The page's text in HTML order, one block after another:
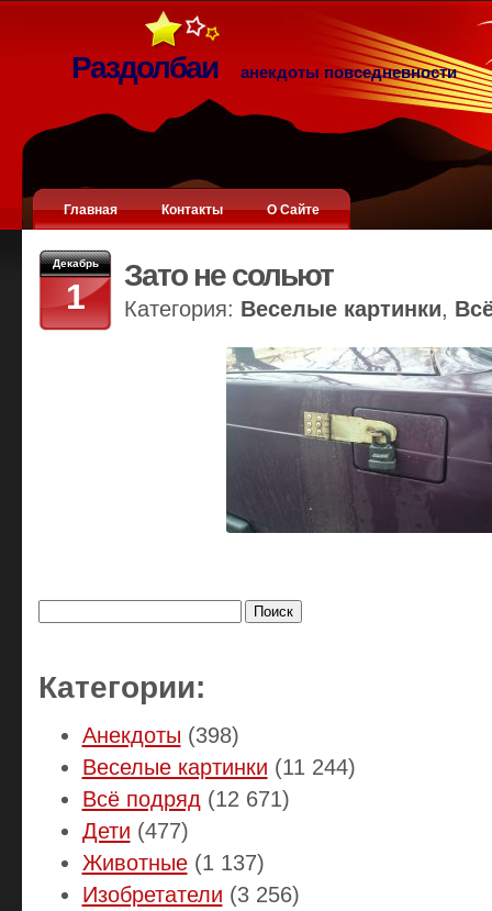
Раздолбаи анекдоты повседневности
Главная Контакты О Сайте
Декабрь
1
Зато не сольют
Категория: Веселые картинки,
Категории:
Анекдоты (398)
Веселые картинки (11 244)
Всё подряд (12 671)
Дети (477)
Животные(1 137)
Изобретатели (3 256)